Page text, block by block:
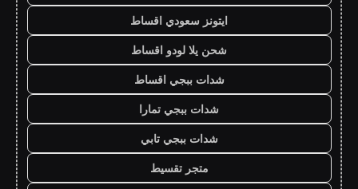
ايتونز سعودي اقساط
شحن يلا لودو اقساط
شدات ببجي اقساط
شدات ببجي تمارا
شدات ببجي تابي
متجر تقسيط